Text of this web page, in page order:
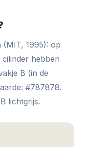
(MIT, 1995): op
hebben
B (in de
#787878.
lichtgrijs.